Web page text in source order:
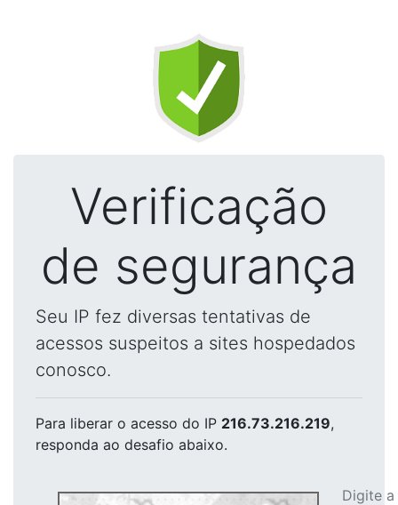
Verificação
de segurança
Seu IP fez diversas tentativas de
acessos suspeitos a sites hospedados
conosco.
Para liberar o acesso do IP 216.73.216.219,
responda ao desafio abaixo.
Digite